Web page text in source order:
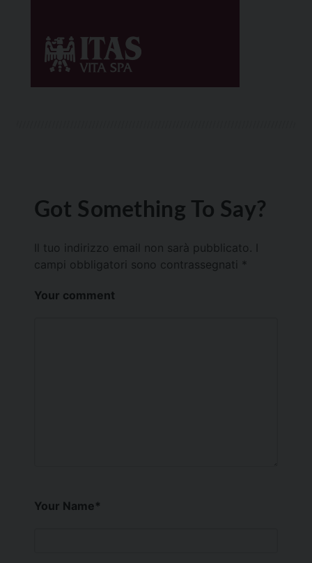
Got Something To Say?
Il tuo indirizzo email non sarà pubblicato.
campi obbligatori sono contrassegnati *
Your comment
Your Name*